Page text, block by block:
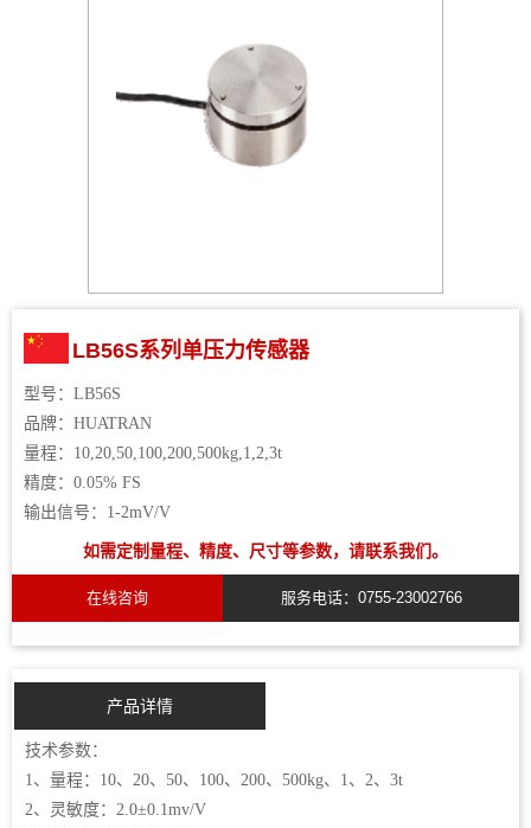
LB56S系列单压力传感器
型号： LB56S
品牌： HUATRAN
量程： 10 20 50 100 200 500kg 1 2 3t
精度： 0.05% FS
输出信号： 1-2mV/V
如需定制量程、精度、尺寸等参数，请联系我们。
在线咨询 服务电话：0755-23002766
产品详情
技术参数：
1、量程：10、20、50、100、200、500kg、1、2、3t
2、灵敏度：2.0±0.1mv/V